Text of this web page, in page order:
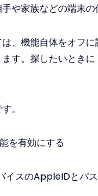
や家族などの端末
、機能自体をオフ
す。探したいとき
。
を有効にする
スのAppleIDとパス